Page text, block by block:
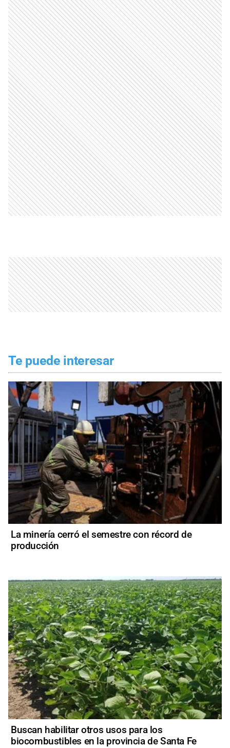
Te puede interesar
La minería cerró el semestre con récord de
producción
Buscan habilitar otros usos para los
biocombustibles en la provincia de Santa Fe